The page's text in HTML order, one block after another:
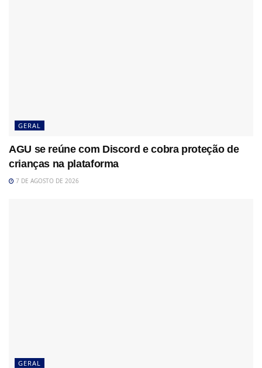
GERAL
AGU se reúne com Discord e cobra proteção de
crianças na plataforma
7 DE AGOSTO DE 2026
GERAL